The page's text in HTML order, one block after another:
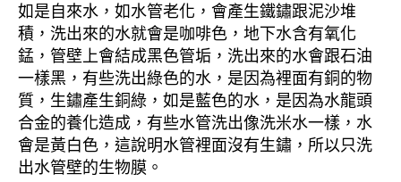
如是自來水，如水管老化，會產生鐵鏽跟泥沙堆
積，洗出來的水就會是咖啡色，地下水含有氧化
錳，管壁上會結成黑色管垢，洗出來的水會跟石油
一樣黑，有些洗出綠色的水，是因為裡面有銅的物
質，生鏽產生銅綠，如是藍色的水，是因為水龍頭
合金的養化造成，有些水管洗出像洗米水一樣，水
會是黃白色，這說明水管裡面沒有生鏽，所以只洗
出水管壁的生物膜。